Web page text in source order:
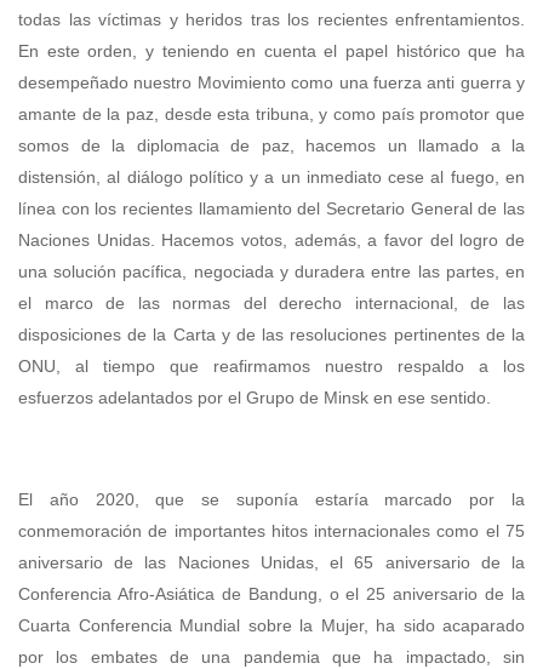
todas las víctimas y heridos tras los recientes enfrentamientos.
En este orden, y teniendo en cuenta el papel histórico que ha
desempeñado nuestro Movimiento como una fuerza anti guerra y
amante de la paz, desde esta tribuna, y como país promotor que
somos de la diplomacia de paz, hacemos un llamado a la
distensión, al diálogo político y a un inmediato cese al fuego, en
línea con los recientes llamamiento del Secretario General de las
Naciones Unidas. Hacemos votos, además, a favor del logro de
una solución pacífica, negociada y duradera entre las partes, en
el marco de las normas del derecho internacional, de las
disposiciones de la Carta y de las resoluciones pertinentes de la
ONU, al tiempo que reafirmamos nuestro respaldo a los
esfuerzos adelantados por el Grupo de Minsk en ese sentido.
El año 2020, que se suponía estaría marcado por la
conmemoración de importantes hitos internacionales como el 75
aniversario de las Naciones Unidas, el 65 aniversario de la
Conferencia Afro-Asiática de Bandung, o el 25 aniversario de la
Cuarta Conferencia Mundial sobre la Mujer, ha sido acaparado
por los embates de una pandemia que ha impactado, sin